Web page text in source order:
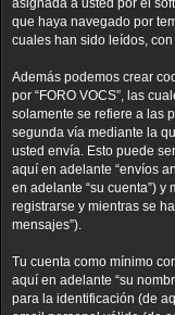
asignada a usted por el
que haya navegado por
cuales han sido leídos,
Además podemos crear
por “FORO VOCS”, las
solamente se refiere a las
segunda vía mediante la
usted envía. Esto puede
aquí en adelante “envíos
en adelante “su cuenta”)
registrarse y mientras se
mensajes”).
Tu cuenta como mínimo
aquí en adelante “su
para la identificación (de